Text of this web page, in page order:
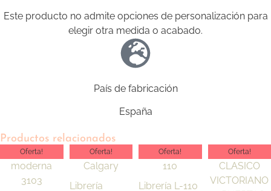
Este producto no admite opciones de personalización para
elegir otra medida o acabado.
País de fabricación
España
Productos relacionados
Oferta! Oferta!
Librería
Oferta!
Librería L-110
Oferta!